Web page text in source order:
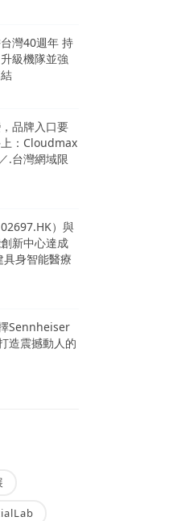
灣40週年 持
級機隊並強
品牌入口要
：Cloudmax
.台灣網域限
）與
新中心達成
身智能醫療
Sennheiser
造震撼動人的